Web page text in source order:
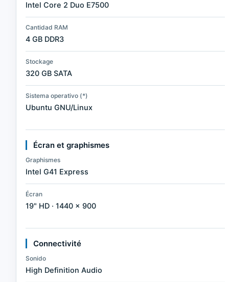
Intel Core 2 Duo E7500
Cantidad RAM
4 GB DDR3
Stockage
320 GB SATA
Sistema operativo (*)
Ubuntu GNU/Linux
Écran et graphismes
Graphismes
Intel G41 Express
Écran
19" HD · 1440 × 900
Connectivité
Sonido
High Definition Audio